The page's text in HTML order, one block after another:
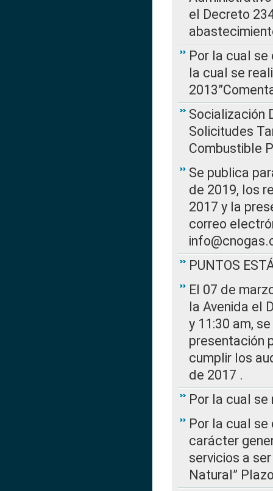
el Decreto
Por la cual se
la cual se
Socialización
Solicitudes
Combustible
Se publica
de 2019, los
2017 y la
correo
PUNTOS
El 07 de
la Avenida el
y 11:30 am,
presentación
cumplir los
de 2017 .
Por la cual se
Por la cual
carácter
servicios a
Natural”